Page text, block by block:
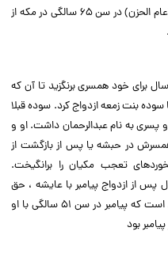
در سال دهم بعثت، سه سال قبل از هجرت (عام الحزن) در سن ۶۵ سالگى در مکه از
براى خود همسرى برنگزید تا آن که
بنت زمعه ازدواج کرد. سوده قبلا
پسرى به نام عبدالرحمان داشت. او و
در حبشه یا پس از بازگشت از
تعجب مکیان را برانگیخت.
پس از ازدواج پیامبر با عایشه ، حق
هم خوابگى خود را به عایشه بخشید. گفتنى است که پیامبر در سن ۵۱ سالگى با او
بود